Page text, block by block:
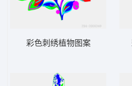
彩色刺绣植物图案